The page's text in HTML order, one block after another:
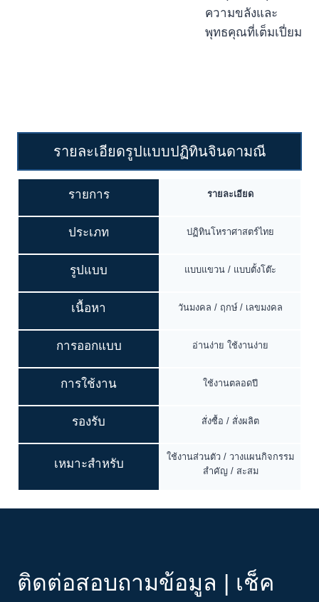
ความขลังและ
พุทธคุณที่เต็มเปี่ยม
รายละเอียดรูปแบบปฏิทินจินดามณี
รายการ รายละเอียด
ประเภท ปฏิทินโหราศาสตร์ไทย
รูปแบบ แบบแขวน / แบบตั้งโต๊ะ
เนื้อหา วันมงคล / ฤกษ์ / เลขมงคล
การออกแบบ อ่านง่าย ใช้งานง่าย
การใช้งาน ใช้งานตลอดปี
รองรับ สั่งซื้อ / สั่งผลิต
เหมาะสำหรับ
ใช้งานส่วนตัว / วางแผนกิจกรรม
สำคัญ / สะสม
ติดต่อสอบถามข้อมูล | เช็ค